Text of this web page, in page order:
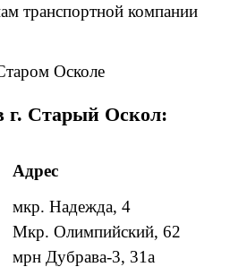
транспортной компании
г. Старый Оскол:
Адрес
мкр. Надежда, 4
Мкр. Олимпийский, 62
мрн Дубрава-3, 31а